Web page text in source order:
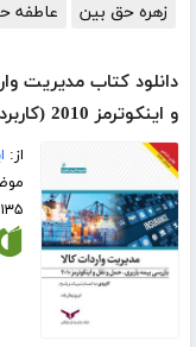
زهره حق بین
عاطفه
دانلود کتاب مدیریت
و اینکوترمز 2010 (کاربردی)
از:
۱۳۵ صفحه